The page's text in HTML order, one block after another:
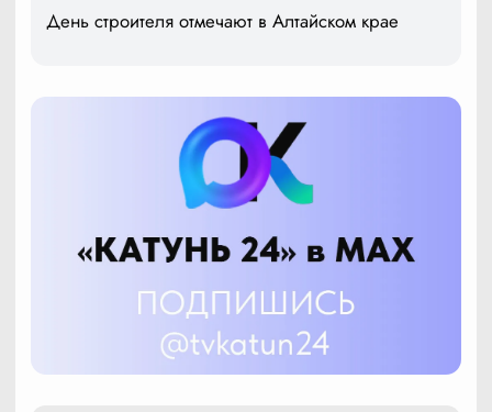
День строителя отмечают в Алтайском крае